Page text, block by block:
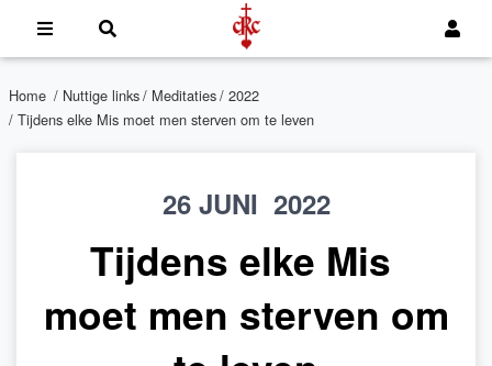
Home / Nuttige links/ Meditaties/ 2022
/ Tijdens elke Mis moet men sterven om te leven
26 JUNI 2022
Tijdens elke Mis
moet men sterven om